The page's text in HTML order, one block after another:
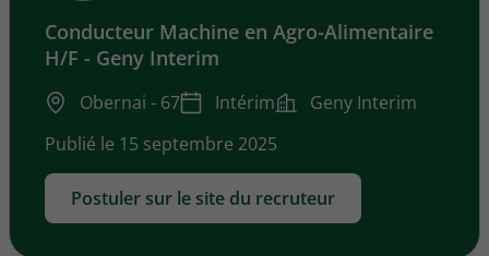
Conducteur Machine en Agro-Alimentaire
H/F - Geny Interim
Obernai - 67 Intérim
Geny Interim
Publié le 15 septembre 2025
Postuler sur le site du recruteur